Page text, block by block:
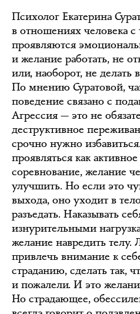
Психолог Екатерина
в отношениях человека
проявляются
и желание работать, не
или, наоборот, не делать
По мнению Суратовой,
поведение связано с
Агрессия — это не
деструктивное
срочно нужно
проявляться как
соревнование, желание
улучшить. Но если это
выхода, оно уходит в
разъедать. Наказывать
изнурительными
желание навредить телу.
привлечь внимание к
страданию, сделать так,
и пожалели. И это
Но страдающее,